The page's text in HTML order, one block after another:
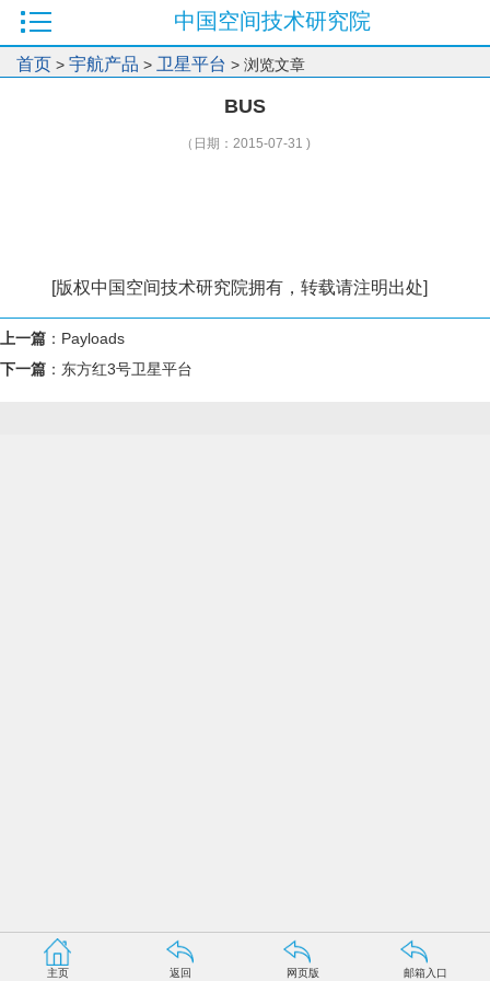
中国空间技术研究院
首页 > 宇航产品 > 卫星平台 > 浏览文章
BUS
（日期：2015-07-31 )
[版权中国空间技术研究院拥有，转载请注明出处]
上一篇 ： Payloads
下一篇 ： 东方红3号卫星平台
主页 返回 网页版 邮箱入口